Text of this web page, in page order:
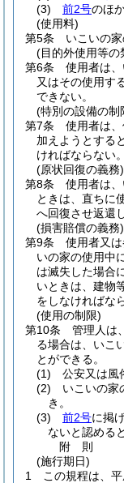
(3)
前2号のほ
(使用料)
第5条
いこいの
(目的外使用等の
第6条
使用者は
又はその使用す
できない。
(特別の設備の制
第7条
使用者は
加えようとする
ければならない。
(原状回復の義務)
第8条
使用者は
ときは、直ちに
へ回復させ返還
(損害賠償の義務)
第9条
使用者又
いの家の使用中
は滅失した場合
いときは、建物
をしなければな
(使用の制限)
第10条
管理人は
る場合は、いこ
とができる。
(1)
公安又は風
(2)
いこいの家
き。
(3)
前2号に掲
ないと認める
附 則
(施行期日)
1
この規程は、